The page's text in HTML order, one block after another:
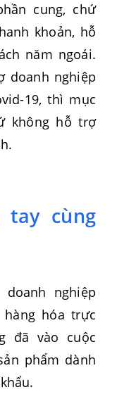
cung, chứ
khoản, hỗ
năm ngoái.
doanh nghiệp
19, thì mục
không hỗ trợ
tay cùng
nghiệp
hóa trực
đã vào cuộc
phẩm dành